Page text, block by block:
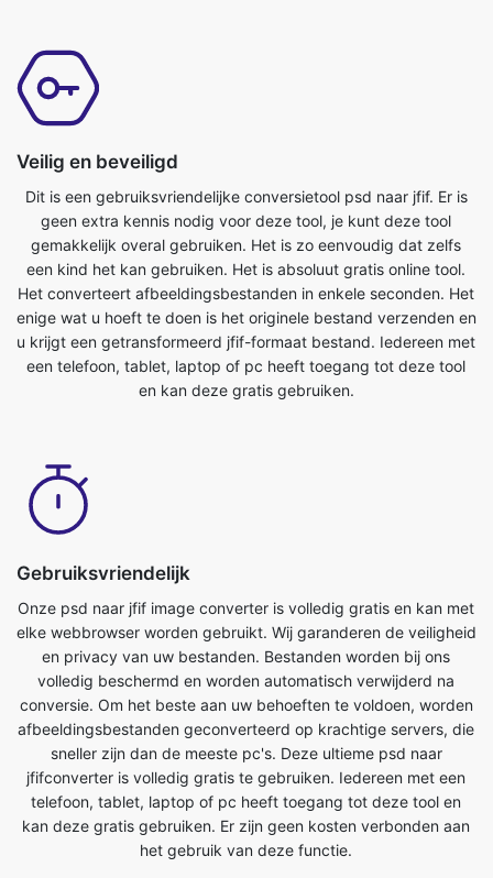
Veilig en beveiligd
Dit is een gebruiksvriendelijke conversietool psd naar jfif. Er is
geen extra kennis nodig voor deze tool, je kunt deze tool
een kind het kan gebruiken. Het is absoluut gratis online tool.
Het converteert afbeeldingsbestanden in enkele seconden. Het
enige wat u hoeft te doen is het originele bestand verzenden en
u krijgt een getransformeerd jfif-formaat bestand. Iedereen met
een telefoon, tablet, laptop of pc heeft toegang tot deze tool
en kan deze gratis gebruiken.
Gebruiksvriendelijk
Onze psd naar jfif image converter is volledig gratis en kan met
elke webbrowser worden gebruikt. Wij garanderen de veiligheid
volledig beschermd en worden automatisch verwijderd na
conversie. Om het beste aan uw behoeften te voldoen, worden
afbeeldingsbestanden geconverteerd op krachtige servers, die
sneller zijn dan de meeste pc's. Deze ultieme psd naar
jfifconverter is volledig gratis te gebruiken. Iedereen met een
telefoon, tablet, laptop of pc heeft toegang tot deze tool en
kan deze gratis gebruiken. Er zijn geen kosten verbonden aan
het gebruik van deze functie.